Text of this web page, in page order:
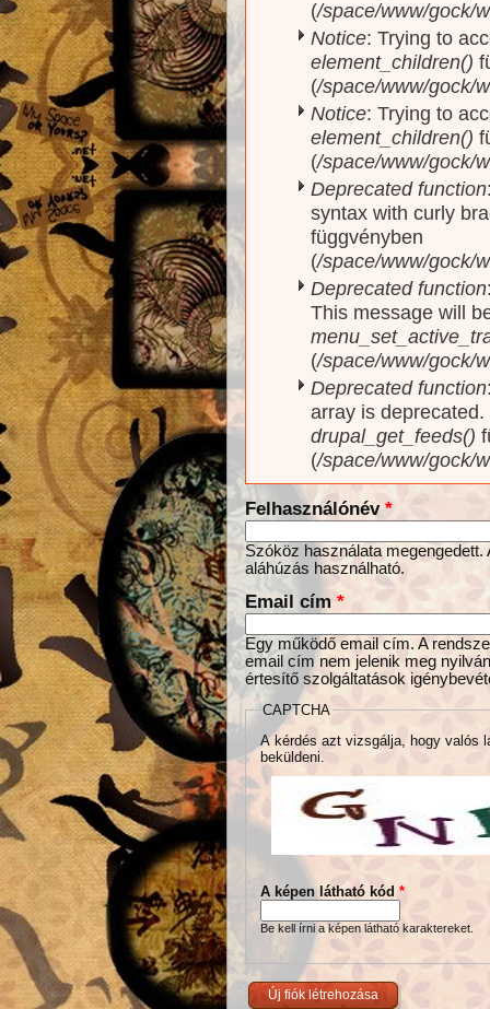
(/space/www/gock/
Notice: Trying to
element_children()
(/space/www/gock/
Notice: Trying to
element_children()
(/space/www/gock/
Deprecated function
syntax with curly
függvényben
(/space/www/gock/
Deprecated function
This message will
(/space/www/gock/
Deprecated function
array is
drupal_get_feeds()
(/space/www/gock/
Felhasználónév *
Szóköz használata
aláhúzás használható.
Email cím *
Egy működő email cím. A
email cím nem jelenik meg
értesítő szolgáltatások
CAPTCHA
A kérdés azt vizsgálja, hogy valós
beküldeni.
A képen látható kód *
Be kell írni a képen látható karaktereket.